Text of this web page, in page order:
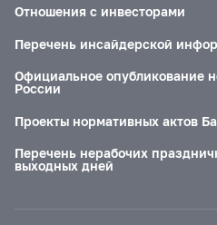
Отношения с инвесторами
Перечень инсайдерской
Официальное опубликование
России
Проекты нормативных актов
Перечень нерабочих
выходных дней